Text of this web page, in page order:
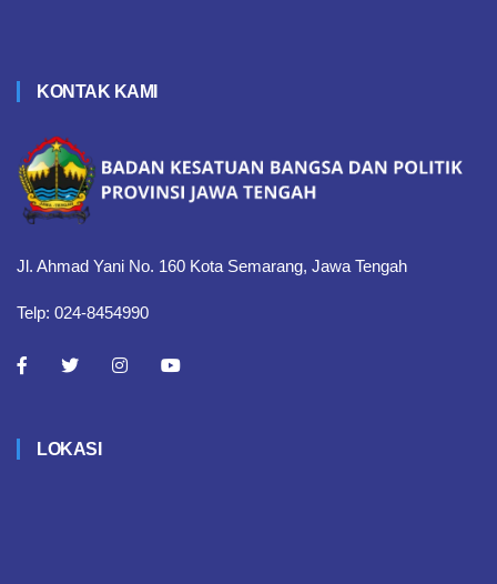
KONTAK KAMI
Jl. Ahmad Yani No. 160 Kota Semarang, Jawa Tengah
Telp: 024-8454990
LOKASI